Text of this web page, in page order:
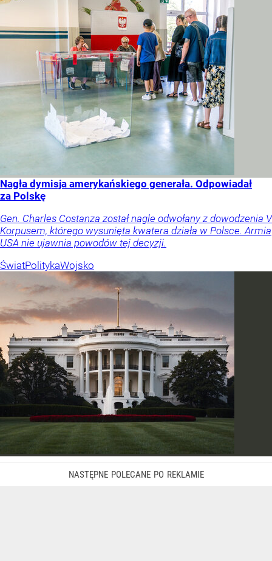
Nagła dymisja amerykańskiego generała. Odpowiadał
za Polskę
Gen. Charles Costanza został nagle odwołany z dowodzenia V
Korpusem, którego wysunięta kwatera działa w Polsce. Armia
USA nie ujawnia powodów tej decyzji.
ŚwiatPolitykaWojsko